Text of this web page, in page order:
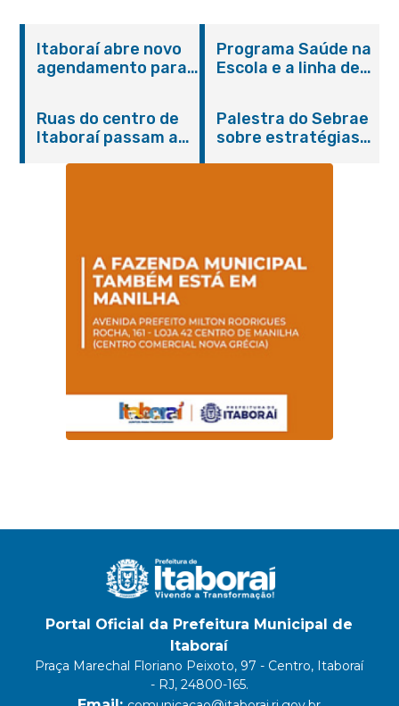
Itaboraí abre novo
agendamento para
Programa Saúde na
Escola e a linha de
promovem
conscientização
sobre hanseníase
Ruas do centro de
Itaboraí passam a
Palestra do Sebrae
sobre estratégias
Portal Oficial da Prefeitura Municipal de
Itaboraí
Praça Marechal Floriano Peixoto, 97 - Centro, Itaboraí
- RJ, 24800-165.